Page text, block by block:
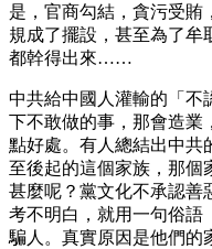
是，官商勾結，貪污受賄
規成了擺設，甚至為了牟
都幹得出來……
中共給中國人灌輸的「不
下不敢做的事，那會造業
點好處。有人總結出中共
至後起的這個家族，那個
甚麼呢？黨文化不承認善
考不明白，就用一句俗語
騙人。真實原因是他們的